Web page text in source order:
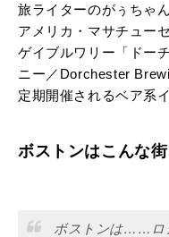
旅ライターのがぅちゃん
アメリカ・マサチュー
ゲイブルワリー「ドー
ニー／Dorchester
定期開催されるベア系
ボストンはこんな街
ボストンは……ロ